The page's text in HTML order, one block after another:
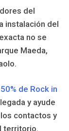
del
instalación del
no se
Maeda,
50% de Rock in
y ayude
contactos y
territorio.